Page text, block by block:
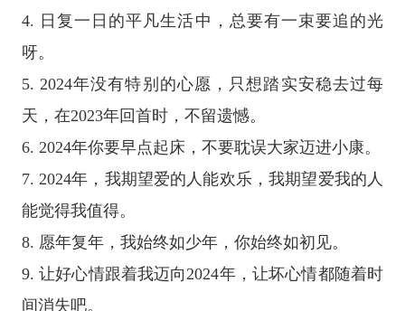
4. 日复一日的平凡生活中，总要有一束要追的光
呀。
5. 2024年没有特别的心愿，只想踏实安稳去过每
天，在2023年回首时，不留遗憾。
6. 2024年你要早点起床，不要耽误大家迈进小康。
7. 2024年，我期望爱的人能欢乐，我期望爱我的人
能觉得我值得。
8. 愿年复年，我始终如少年，你始终如初见。
9. 让好心情跟着我迈向2024年，让坏心情都随着时
间消失吧。